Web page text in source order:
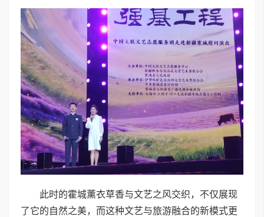
此时的霍城薰衣草香与文艺之风交织，不仅展现
了它的自然之美，而这种文艺与旅游融合的新模式更